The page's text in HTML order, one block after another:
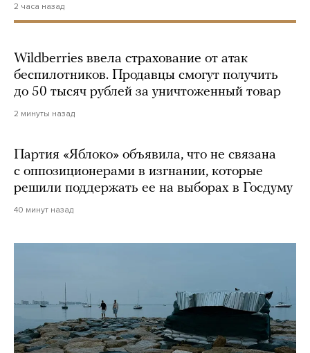
2 часа назад
Wildberries ввела страхование от атак
беспилотников. Продавцы смогут получить
до 50 тысяч рублей за уничтоженный товар
2 минуты назад
Партия «Яблоко» объявила, что не связана
с оппозиционерами в изгнании, которые
решили поддержать ее на выборах в Госдуму
40 минут назад